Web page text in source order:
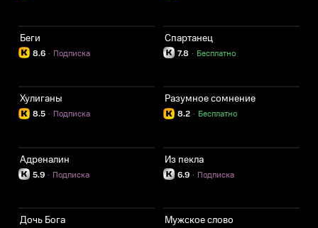
Беги
8.6 Подписка
·
Спартанец
7.8 Бесплатно
·
Хулиганы
8.5 Подписка
·
Разумное сомнение
8.2 Бесплатно
·
Адреналин
5.9 Подписка
·
Из пекла
6.9 Подписка
·
Дочь Бога Мужское слово